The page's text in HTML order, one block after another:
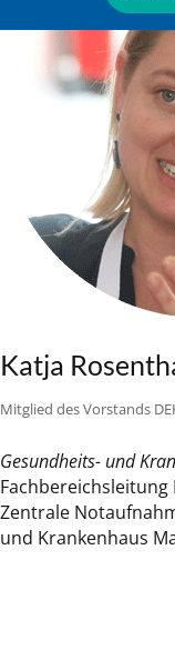
Katja
Mitglied des Vorstands
Gesundheits- und
Zentrale
und Krankenhaus